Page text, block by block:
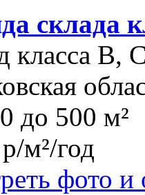
склада
класса B,
до 500 м²
м²/год
фото и